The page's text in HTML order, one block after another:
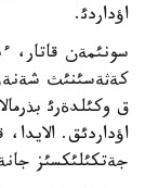
اؤداردئ.
سونئمةن قاتار،
كةثةسئنئث
ق وكئلدةرئ
اؤداردئق.
جةتكئلئكسئز